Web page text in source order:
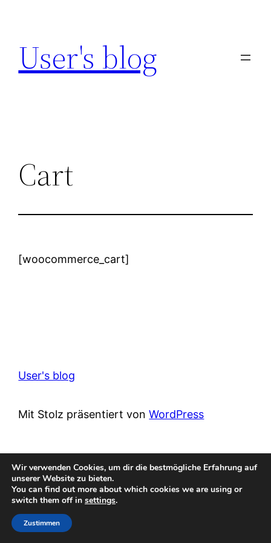
springen
User's blog
Cart
[woocommerce_cart]
User's blog
Mit Stolz präsentiert vonWordPress
Wir verwenden Cookies, um dir die bestmögliche Erfahrung auf
unserer Website zu bieten.
You can find out more about which cookies we are using or
switch them off in settings.
Zustimmen